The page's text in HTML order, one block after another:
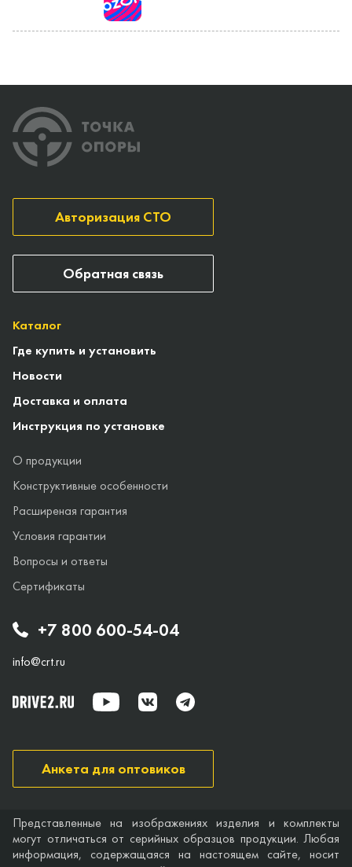
+7 800 600-54-04
info@crt.ru
Каталог
Где купить и установить
Новости
Доставка и оплата
Инструкция по установке
О продукции
Конструктивные особенности
Расширеная гарантия
Условия гарантии
Вопросы и ответы
Сертификаты
Авторизация СТО
Анкета для оптовиков
Обратная связь
Представленные на изображениях изделия и комплекты
могут отличаться от серийных образцов продукции. Любая
информация, содержащаяся на настоящем сайте, носит